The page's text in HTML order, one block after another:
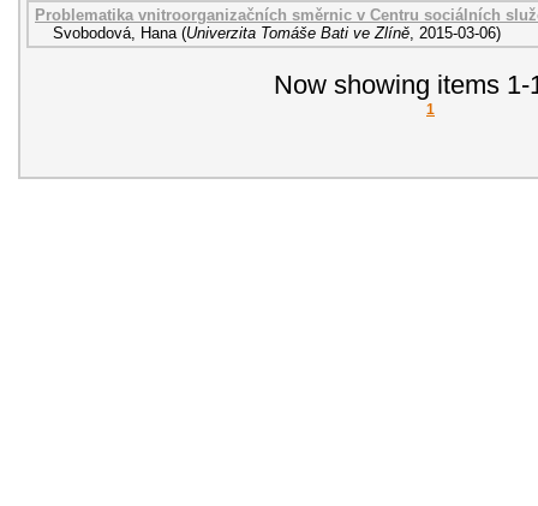
Problematika vnitroorganizačních směrnic v Centru sociálních
Svobodová, Hana (Univerzita Tomáše Bati ve Zlíně 2015-03-06)
Now showing items 1-
1